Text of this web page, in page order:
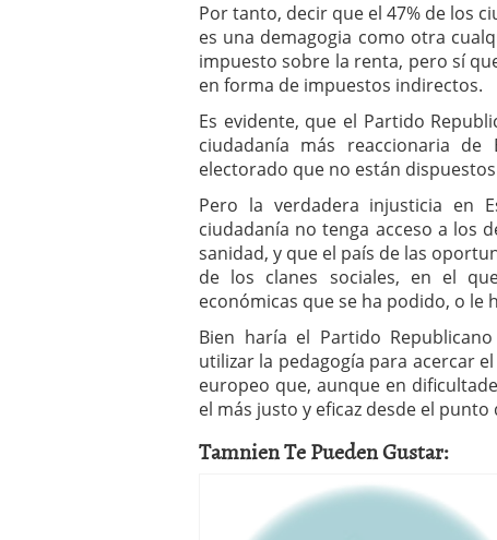
Por tanto, decir que el 47% de los
es una demagogia como otra
impuesto sobre la renta, pero sí
en forma de impuestos indirectos.
Es evidente, que el Partido
ciudadanía más reaccionaria
electorado que no están
Pero la verdadera injusticia en
ciudadanía no tenga acceso a los
sanidad, y que el país de las
de los clanes sociales, en el
económicas que se ha podido, o le
Bien haría el Partido
utilizar la pedagogía para acercar
europeo que, aunque en
el más justo y eficaz desde el punto
Tamnien Te Pueden Gustar: